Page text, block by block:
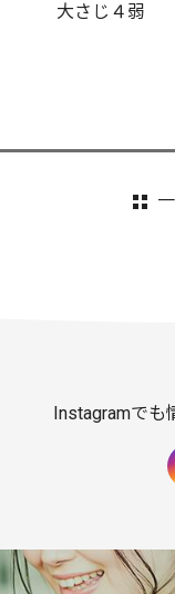
大さじ４弱
Instagramでも